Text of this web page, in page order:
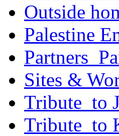
Outside
Palestine
Sites &
Tribute_to
Tribute_to